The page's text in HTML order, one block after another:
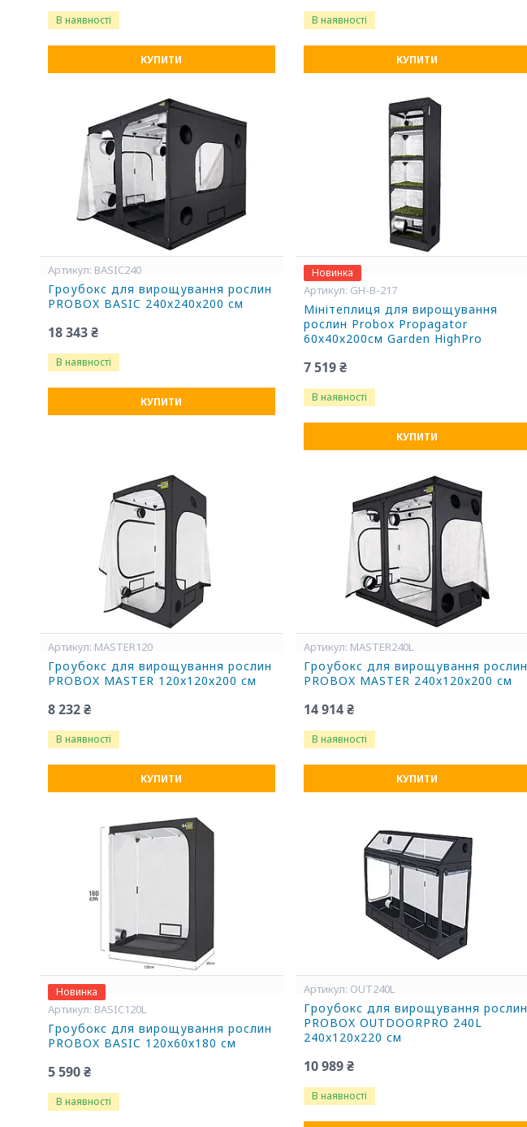
В наявності
КУПИТИ
В наявності
КУПИТИ
BASIC240
Гроубокс для вирощування рослин
PROBOX BASIC 240x240x200 см
18 343 ₴
В наявності
КУПИТИ
Новинка
GH-B-217
Мінітеплиця для вирощування
рослин Probox Propagator
60х40х200см Garden HighPro
7 519 ₴
В наявності
КУПИТИ
MASTER120
Гроубокс для вирощування рослин
PROBOX MASTER 120x120x200 см
8 232 ₴
В наявності
КУПИТИ
MASTER240L
Гроубокс для вирощування рослин
PROBOX MASTER 240x120x200 см
14 914 ₴
В наявності
КУПИТИ
Новинка
BASIC120L
Гроубокс для вирощування рослин
PROBOX BASIC 120x60x180 см
5 590 ₴
В наявності
OUT240L
Гроубокс для вирощування рослин
PROBOX OUTDOORPRO 240L
240x120x220 см
10 989 ₴
В наявності